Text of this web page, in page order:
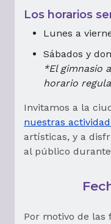
Los horarios
Lunes a
Sábados y
*El gimnasio
horario
Invitamos a la
nuestras
artísticas, y a
al público
Por motivo de las